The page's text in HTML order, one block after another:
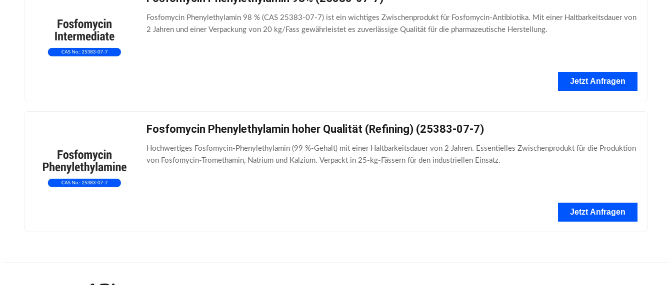
Fosfomycin Phenylethylamin 98 % (CAS 25383-07-7) ist ein wichtiges Zwischenprodukt für Fosfomycin-Antibiotika. Mit einer Haltbarkeitsdauer von
2 Jahren und einer Verpackung von 20 kg/Fass gewährleistet es zuverlässige Qualität für die pharmazeutische Herstellung.
Jetzt Anfragen
Fosfomycin Phenylethylamin hoher Qualität (Refining) (25383-07-7)
Hochwertiges Fosfomycin-Phenylethylamin (99 %-Gehalt) mit einer Haltbarkeitsdauer von 2 Jahren. Essentielles Zwischenprodukt für die Produktion
von Fosfomycin-Tromethamin, Natrium und Kalzium. Verpackt in 25-kg-Fässern für den industriellen Einsatz.
Jetzt Anfragen